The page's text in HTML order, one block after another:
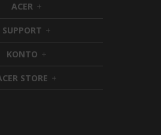
ACER h
i
d
d
e
n
SUPPORT h
i
d
d
e
n
KONTO h
i
d
d
STORE h
i